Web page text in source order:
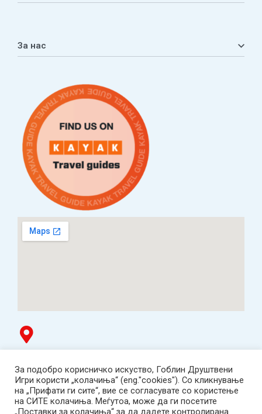
Листа на желби
За нас
Услови за плаќање и испорака
Наши партнери
ТЦ Буњаковец - 1. кат, Скопје.
Tел: 078 669 482
Работно време: пон-пет 12:00-19:00 /саб 12:00-17:00
2001-2026 Goblin Games, All Rights Reserved.
За подобро корисничко искуство, Гоблин Друштвени
Игри користи „колачиња“ (eng."cookies"). Со кликнување
на „Прифати ги сите“, вие се согласувате со користење
на СИТЕ колачиња. Меѓутоа, може да ги посетите
„Поставки за колачиња“ за да дадете контролирана